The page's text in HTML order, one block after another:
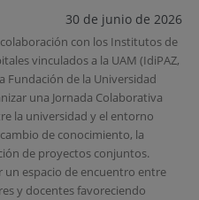
30 de junio de 2026
con los Institutos de
vinculados a la UAM (IdiPAZ,
Fundación de la Universidad
una Jornada Colaborativa
la universidad y el entorno
de conocimiento, la
de proyectos conjuntos.
un espacio de encuentro entre
y docentes favoreciendo